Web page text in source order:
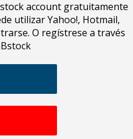
account gratuitamente
utilizar Yahoo!, Hotmail,
O regístrese a través